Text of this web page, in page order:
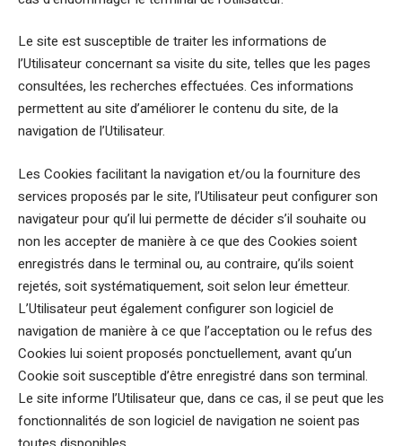
Le site est susceptible de traiter les informations de
l’Utilisateur concernant sa visite du site, telles que les pages
consultées, les recherches effectuées. Ces informations
permettent au site d’améliorer le contenu du site, de la
navigation de l’Utilisateur.
Les Cookies facilitant la navigation et/ou la fourniture des
services proposés par le site, l’Utilisateur peut configurer son
navigateur pour qu’il lui permette de décider s’il souhaite ou
non les accepter de manière à ce que des Cookies soient
enregistrés dans le terminal ou, au contraire, qu’ils soient
rejetés, soit systématiquement, soit selon leur émetteur.
L’Utilisateur peut également configurer son logiciel de
navigation de manière à ce que l’acceptation ou le refus des
Cookies lui soient proposés ponctuellement, avant qu’un
Cookie soit susceptible d’être enregistré dans son terminal.
Le site informe l’Utilisateur que, dans ce cas, il se peut que les
fonctionnalités de son logiciel de navigation ne soient pas